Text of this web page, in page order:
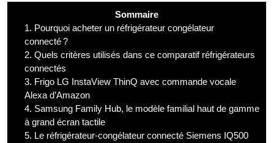
Sommaire
1. Pourquoi acheter un réfrigérateur congélateur
connecté ?
2. Quels critères utilisés dans ce comparatif réfrigérateurs
connectés
3. Frigo LG InstaView ThinQ avec commande vocale
Alexa d’Amazon
4. Samsung Family Hub, le modèle familial haut de gamme
à grand écran tactile
5. Le réfrigérateur-congélateur connecté Siemens IQ500